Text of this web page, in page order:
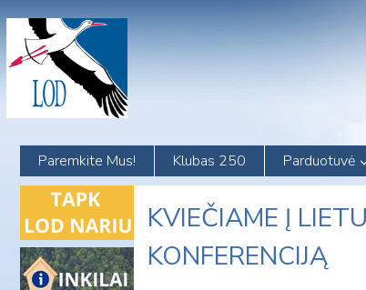
content
Paremkite Mus! Klubas 250 Parduotuvė
KVIEČIAME Į
KONFERENCIJĄ